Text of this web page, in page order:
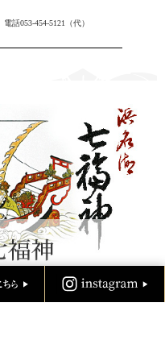
話053-454-5121（代）